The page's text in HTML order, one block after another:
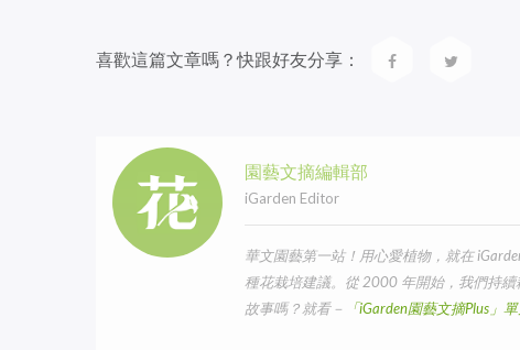
喜歡這篇文章嗎？快跟好友分享：
園藝文摘編輯部
iGarden Editor
華文園藝第一站！用心愛植物，就在
種花栽培建議。從 2000 年開始，我們持
故事嗎？就看－
「iGarden園藝文摘Plus」